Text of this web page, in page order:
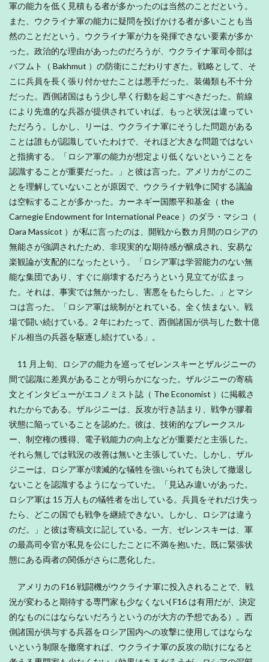
軍の能力を低く見積もる者が多かったのは当然のことだという。
また、ウクライナ軍の能力に疑問を投げかける者が多いことも当
然のことだという。ウクライナ軍が力を発揮できない要素が多か
った。政治的な理由があったのだろうが、ウクライナ軍司令部は
バフムト（ Bakhmut ）の防衛にこだわりすぎた。戦略として、そ
こに兵員を長く張り付かせたことは悪手だった。装備類も不十分
だった。西側諸国はもう少し早く行動を起こすべきだった。前線
により先進的な兵器が提供されていれば、もっと状況は違ってい
ただろう。しかし、リーは、ウクライナ軍にそうした問題がある
ことは誰もが認識していたわけで、それほど大きな問題ではない
と指摘する。「ロシア軍の能力が想定より低くないということを
認識することが重要だった。」と彼は言った。アメリカがこのこ
とを理解していないことが原因で、ウクライナ戦争に関する議論
は空転することが多かった。カーネギー国際平和基金（ the
Carnegie Endowment for International Peace ）のダラ・マシコ（
Dara Massicot ）が私に言ったのは、開戦から数カ月間のロシアの
無能さが強調されたため、非現実的な期待感が醸成され、安易な
楽観論が支配的になったという。「ロシア軍は学習能力のない無
能な集団であり、すぐに崩壊するだろうという見立てが広まっ
た。それは、事実では無かったし、害悪をもたらした。」とマシ
コは言った。「ロシア軍は統制がとれている。全く怯まない。戦
場で闘い続けている。2 年にわたって、西側諸国が供与した数十億
ドル相当の兵器を駆逐し続けている」。
11 月上旬、ロシアの能力を巡ってゼレンスキーとザルジニーの
間で認識に差異があることが明らかになった。ザルジニーの寄稿
文とインタビューがエコノミスト誌（ The Economist ）に掲載さ
れたからである。ザルジニーは、反攻が行き詰まり、戦争が膠着
状態に陥っていることを認めた。彼は、技術的なブレークスル
ー、制空権の獲得、電子戦能力の向上などが重要だと主張した。
それら無しでは戦況の改善は無いと主張していた。しかし、ザル
ジニーは、ロシア軍が壊滅的な犠牲を強いられても決して撤退し
ないことを認識するようになっていた。「見込み違いがあった。
ロシア軍は 15 万人もの犠牲者を出している。兵員をそれだけ失っ
たら、どこの国でも戦争を継続できない。しかし、ロシアは違う
のだ。」と彼は寄稿文に記している。一方、ゼレンスキーは、軍
の最高司令官が私見を公にしたことに不満を抱いた。既に緊張状
態にある両者の関係がさらに悪化した。
アメリカの F16 戦闘機がウクライナ軍に投入されることで、戦
況が変わると期待する専門家も少なくない( F16 は有用だが、決定
的なものにはならないだろうというのが大方の予想である）。西
側諸国が供与する兵器をロシア国内への攻撃に使用してはならな
いという制限を撤廃すれば、ウクライナ軍の反攻の助けになると